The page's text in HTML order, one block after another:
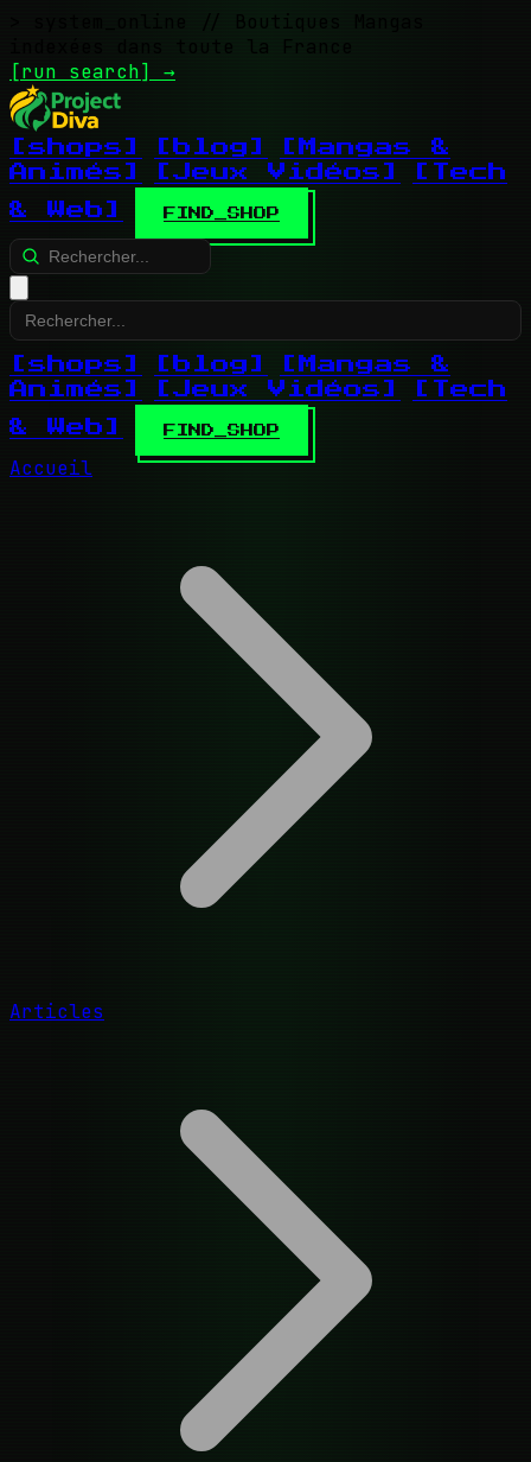
// Boutiques Mangas
indexées dans toute la France
[run search] →
[shops] [blog]
[Mangas &
Animés]
[Jeux Vidéos]
[Tech
& Web]
FIND_SHOP
[shops] [blog]
[Mangas &
Animés]
[Jeux Vidéos]
[Tech
& Web]
FIND_SHOP
Accueil
Articles